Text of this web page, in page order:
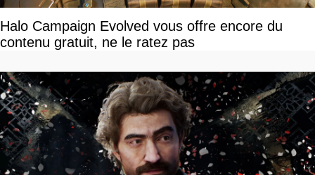
Halo Campaign Evolved vous offre encore du
contenu gratuit, ne le ratez pas